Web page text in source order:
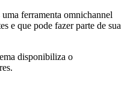
ferramenta omnichannel
e que pode fazer parte de sua
disponibiliza o